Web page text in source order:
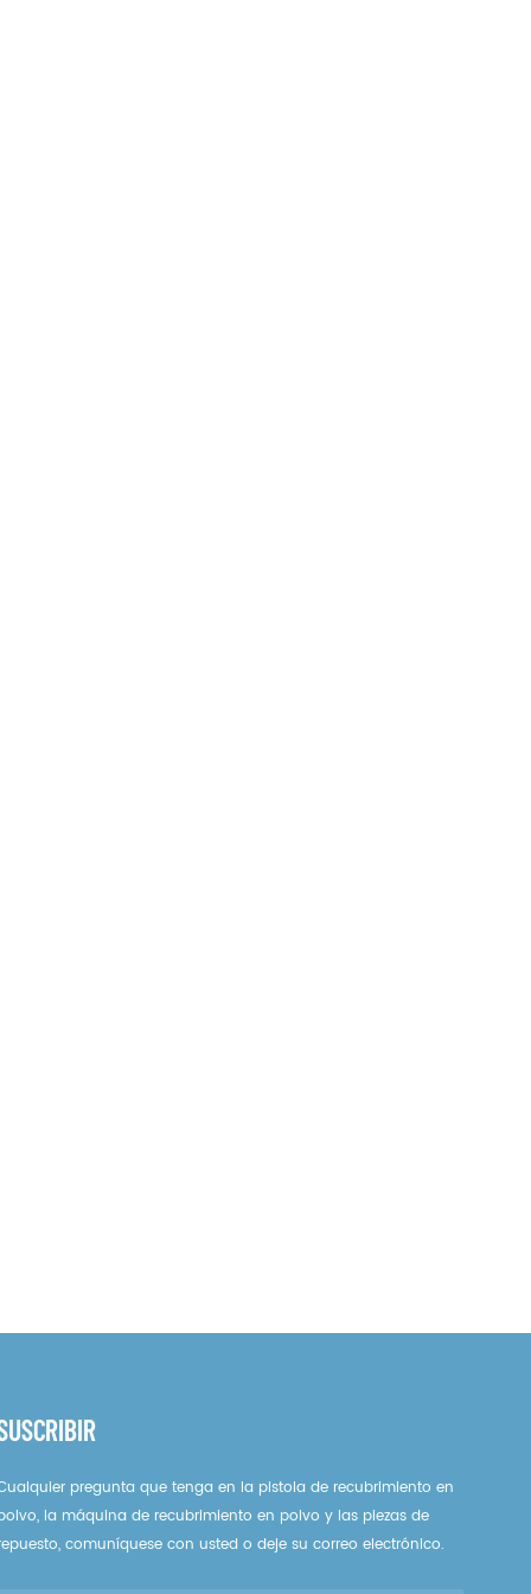
pregunta que tenga en la pistola de recubrimiento en
la máquina de recubrimiento en polvo y las piezas de
comuníquese con usted o deje su correo electrónico.